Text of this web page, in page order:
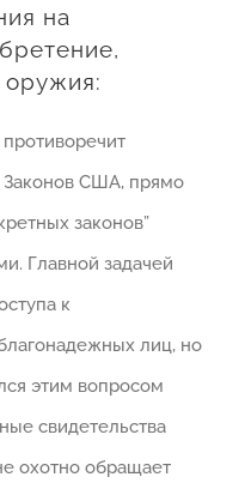
на
противоречит
Законов США, прямо
законов”
Главной задачей
к
лиц, но
этим вопросом
свидетельства
охотно обращает